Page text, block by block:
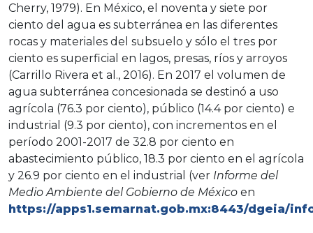
Cherry, 1979). En México, el noventa y siete por
ciento del agua es subterránea en las diferentes
rocas y materiales del subsuelo y sólo el tres por
ciento es superficial en lagos, presas, ríos y arroyos
(Carrillo Rivera et al., 2016). En 2017 el volumen de
agua subterránea concesionada se destinó a uso
agrícola (76.3 por ciento), público (14.4 por ciento) e
industrial (9.3 por ciento), con incrementos en el
período 2001-2017 de 32.8 por ciento en
abastecimiento público, 18.3 por ciento en el agrícola
y 26.9 por ciento en el industrial (ver Informe del
Medio Ambiente del Gobierno de México en
https://apps1.semarnat.gob.mx:8443/dgeia/